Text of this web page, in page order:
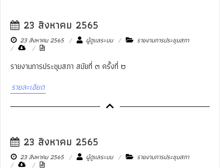
23 สิงหาคม 2565
23 สิงหาคม 2565 ผู้ดูแลระบบ รายงานการประชุมสภา
รายงานการประชุมสภา สมัยที่ ๓ ครั้งที่ ๒
รายละเอียด
23 สิงหาคม 2565
23 สิงหาคม 2565 ผู้ดูแลระบบ รายงานการประชุมสภา